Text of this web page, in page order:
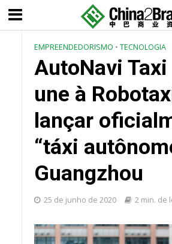
EMPREENDEDORISMO • TECNOLOGIA
AutoNavi Taxi
une à
lançar
“táxi
Guangzhou
25 de junho de 2020 2 min. de